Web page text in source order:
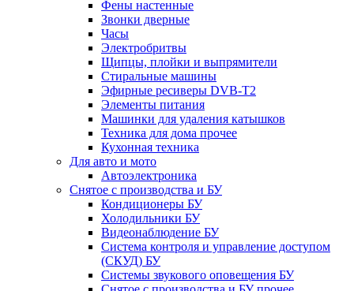
Фены настенные
Звонки дверные
Часы
Электробритвы
Щипцы, плойки и выпрямители
Стиральные машины
Эфирные ресиверы DVB-T2
Элементы питания
Машинки для удаления катышков
Техника для дома прочее
Кухонная техника
Для авто и мото
Автоэлектроника
Снятое с производства и БУ
Кондиционеры БУ
Холодильники БУ
Видеонаблюдение БУ
Система контроля и управление доступом
(СКУД) БУ
Системы звукового оповещения БУ